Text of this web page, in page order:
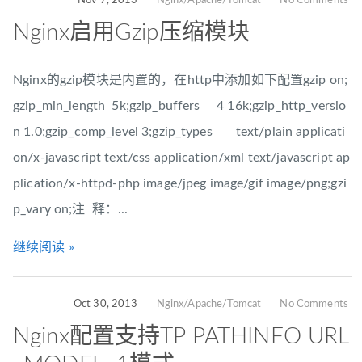
Nginx启用Gzip压缩模块
Nginx的gzip模块是内置的，在http中添加如下配置gzip on;
gzip_min_length 5k;gzip_buffers 4 16k;gzip_http_versio
n 1.0;gzip_comp_level 3;gzip_types text/plain applicati
on/x-javascript text/css application/xml text/javascript ap
plication/x-httpd-php image/jpeg image/gif image/png;gzi
p_vary on;注 释：...
继续阅读 »
Oct 30, 2013 Nginx/Apache/Tomcat No Comments
Nginx配置支持TP PATHINFO URL